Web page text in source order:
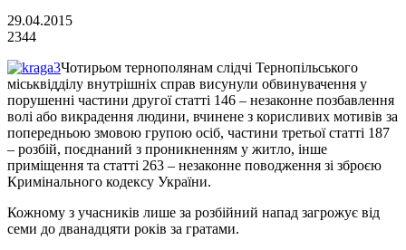
29.04.2015
2344
Чотирьом тернополянам слідчі Тернопільського
міськвідділу внутрішніх справ висунули обвинувачення у
порушенні частини другої статті 146 – незаконне позбавлення
волі або викрадення людини, вчинене з корисливих мотивів за
попередньою змовою групою осіб, частини третьої статті 187
– розбій, поєднаний з проникненням у житло, інше
приміщення та статті 263 – незаконне поводження зі зброєю
Кримінального кодексу України.
Кожному з учасників лише за розбійний напад загрожує від
семи до дванадцяти років за гратами.